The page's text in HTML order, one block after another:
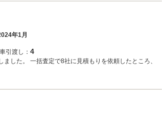
年1月
車引渡し： 4
した。 一括査定で8社に見積もりを依頼したところ、